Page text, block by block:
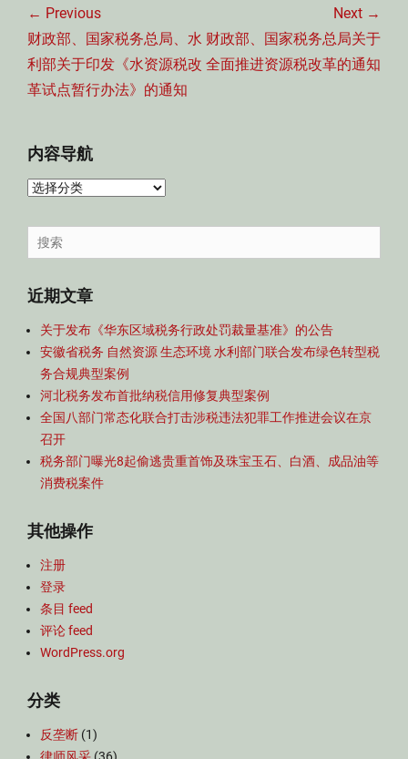
章
导
航
← Previous
Previous
post:
财政部、国家税务总局、水
利部关于印发《水资源税改
革试点暂行办法》的通知
Next →
Next
post:
财政部、国家税务总局关于
全面推进资源税改革的通知
内容导航
内
导
航
Search
for:
近期文章
关于发布《华东区域税务行政处罚裁量基准》的公告
安徽省税务 自然资源 生态环境 水利部门联合发布绿色转型税
务合规典型案例
河北税务发布首批纳税信用修复典型案例
全国八部门常态化联合打击涉税违法犯罪工作推进会议在京
召开
税务部门曝光8起偷逃贵重首饰及珠宝玉石、白酒、成品油等
消费税案件
其他操作
注册
登录
条目 feed
评论 feed
WordPress.org
分类
反垄断 (1)